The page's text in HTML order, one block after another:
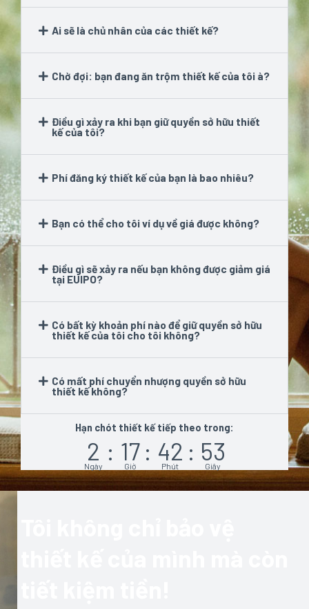
Ai sẽ là chủ nhân của các thiết kế?
Chờ đợi: bạn đang ăn trộm thiết kế của tôi à?
Điều gì xảy ra khi bạn giữ quyền sở hữu thiết
kế của tôi?
Phí đăng ký thiết kế của bạn là bao nhiêu?
Bạn có thể cho tôi ví dụ về giá được không?
Điều gì sẽ xảy ra nếu bạn không được giảm giá
tại EUIPO?
Có bất kỳ khoản phí nào để giữ quyền sở hữu
thiết kế của tôi cho tôi không?
Có mất phí chuyển nhượng quyền sở hữu
thiết kế không?
Hạn chót thiết kế tiếp theo trong:
2
Ngày
: 17
Giờ
: 42
Phút
: 53
Giây